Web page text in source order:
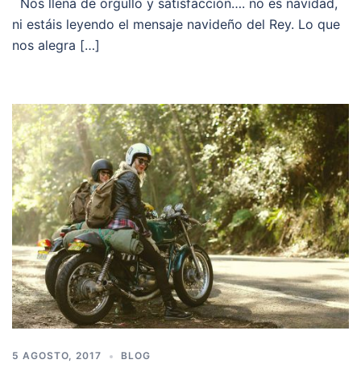
Nos llena de orgullo y satisfacción…. no es navidad,
ni estáis leyendo el mensaje navideño del Rey. Lo que
nos alegra […]
5 AGOSTO, 2017 BLOG